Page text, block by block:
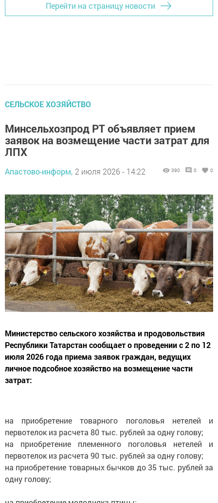
Перейти на страницу новости
СЕЛЬСКОЕ ХОЗЯЙСТВО
Минсельхозпрод РТ объявляет прием
заявок на возмещение части затрат для
ЛПХ
Апастово-информ, 2 июля 2026 - 14:22 390 0 0
Министерство сельского хозяйства и продовольствия
Республики Татарстан сообщает о проведении с 2 по 12
июля 2026 года приема заявок граждан, ведущих
личное подсобное хозяйство на возмещение части
затрат:
на приобретение товарного поголовья нетелей и
первотелок из расчета 80 тыс. рублей за одну голову;
на приобретение племенного поголовья нетелей и
первотелок из расчета 90 тыс. рублей за одну голову;
на приобретение товарных бычков до 35 тыс. рублей за
одну голову;